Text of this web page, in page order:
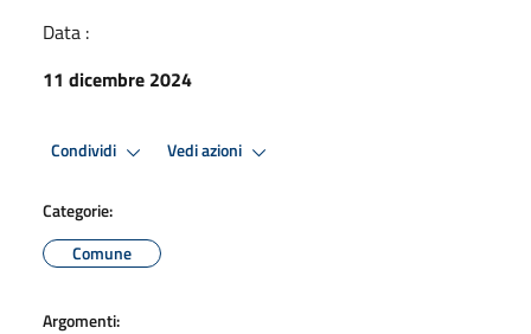
Data :
11 dicembre 2024
Condividi Vedi azioni
Categorie:
Comune
Argomenti: